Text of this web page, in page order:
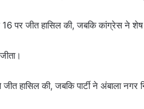
पर जीत हासिल की, जबकि कांग्रेस ने
जीत हासिल की, जबकि पार्टी ने अंबाला